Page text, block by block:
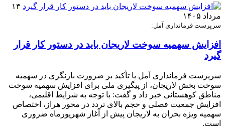
۱۳
مرداد ۱۴۰۵
سرپرست فرمانداری آمل:
افزایش سهمیه سوخت لاریجان باید در دستور کار قرار
گیرد
سرپرست فرمانداری آمل با تأکید بر ضرورت بازنگری در سهمیه
سوخت بخش لاریجان، از پیگیری ملی برای افزایش سهمیه سوخت
مناطق کوهستانی خبر داد و گفت: با توجه به شرایط اقلیمی،
افزایش جمعیت فصلی و حجم بالای تردد در محور هراز، اختصاص
سهمیه ویژه بحران به لاریجان پیش از آغاز شهریورماه ضروری
است.